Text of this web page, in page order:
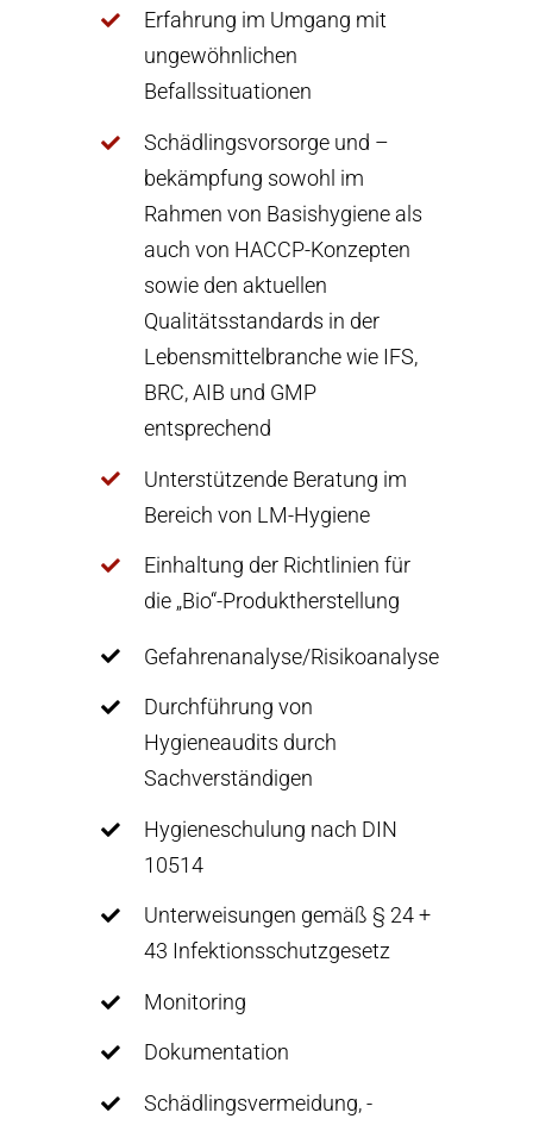
Erfahrung im Umgang mit
ungewöhnlichen
Befallssituationen
Schädlingsvorsorge und –
bekämpfung sowohl im
Rahmen von Basishygiene als
auch von HACCP-Konzepten
sowie den aktuellen
Qualitätsstandards in der
Lebensmittelbranche wie IFS,
BRC, AIB und GMP
entsprechend
Unterstützende Beratung im
Bereich von LM-Hygiene
Einhaltung der Richtlinien für
die „Bio“-Produktherstellung
Gefahrenanalyse/Risikoanalyse
Durchführung von
Hygieneaudits durch
Sachverständigen
Hygieneschulung nach DIN
10514
Unterweisungen gemäß § 24 +
43 Infektionsschutzgesetz
Monitoring
Dokumentation
Schädlingsvermeidung, -